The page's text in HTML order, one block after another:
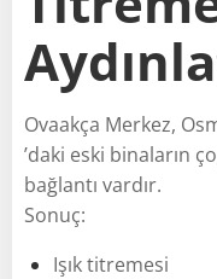
Ovaakça Merkez,
’daki eski binaların
bağlantı vardır.
Sonuç:
Işık titremesi